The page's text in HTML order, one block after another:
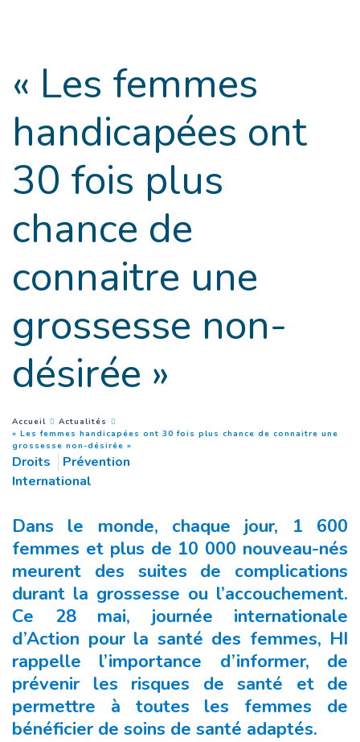
« Les femmes
handicapées ont
30 fois plus
chance de
connaitre une
grossesse non-
désirée »
You are here :
Accueil
Actualités
« Les femmes handicapées ont 30 fois plus chance de connaitre une
grossesse non-désirée »
Droits
Prévention
International
Dans le monde, chaque jour, 1 600
femmes et plus de 10 000 nouveau-nés
meurent des suites de complications
durant la grossesse ou l’accouchement.
Ce 28 mai, journée internationale
d’Action pour la santé des femmes, HI
rappelle l’importance d’informer, de
prévenir les risques de santé et de
permettre à toutes les femmes de
bénéficier de soins de santé adaptés.